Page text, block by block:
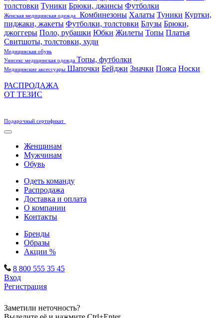
толстовки Туники Брюки, джинсы Футболки
Женская медицинская одежда Комбинезоны Халаты Туники Куртки,
пиджаки, жакеты Футболки, толстовки Блузы Брюки,
джоггеры Поло, рубашки Юбки Жилеты Топы Платья
Свитшоты, толстовки, худи
Медицинская обувь
Унисекс медицинская одежда Топы, футболки
Медицинские аксессуары Шапочки Бейджи Значки Пояса Носки
РАСПРОДАЖА
ОТ ТЕЗИС
Подарочный сертификат
Женщинам
Мужчинам
Обувь
Одеть команду
Распродажа
Доставка и оплата
О компании
Контакты
Бренды
Образы
Акции %
8 800 555 35 45
Вход
Регистрация
Заметили неточность?